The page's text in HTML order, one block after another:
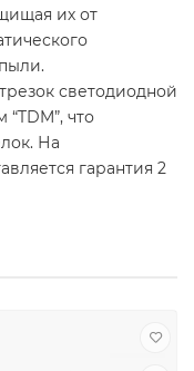
их от
светодиодной
что
На
гарантия 2